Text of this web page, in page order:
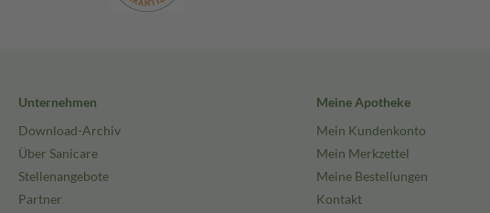
Unternehmen
Download-Archiv
Über Sanicare
Stellenangebote
Partner
Meine Apotheke
Mein Kundenkonto
Mein Merkzettel
Meine Bestellungen
Kontakt